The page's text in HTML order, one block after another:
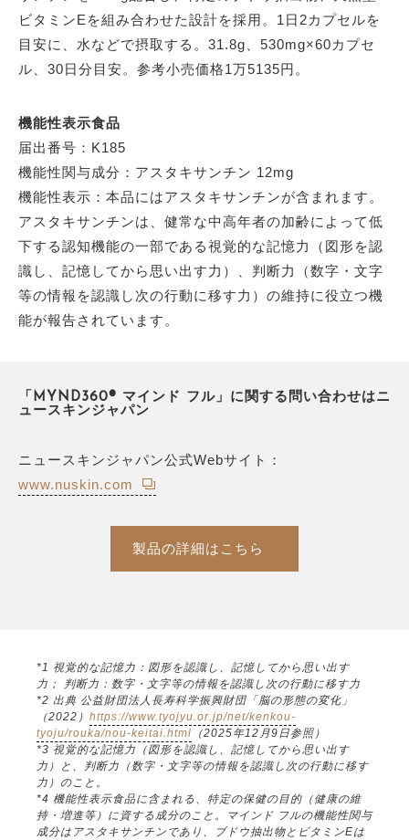
ビタミンEを組み合わせた設計を採用。1日2カプセルを
目安に、水などで摂取する。31.8g、530mg×60カプセ
ル、30日分目安。参考小売価格1万5135円。
機能性表示食品
届出番号：K185
機能性関与成分：アスタキサンチン 12mg
機能性表示：本品にはアスタキサンチンが含まれます。
アスタキサンチンは、健常な中高年者の加齢によって低
下する認知機能の一部である視覚的な記憶力（図形を認
識し、記憶してから思い出す力）、判断力（数字・文字
等の情報を認識し次の行動に移す力）の維持に役立つ機
能が報告されています。
「MYND360® マインド フル」に関する問い合わせはニ
ュースキンジャパン
ニュースキンジャパン公式Webサイト：
www.nuskin.com
製品の詳細はこちら
*1 視覚的な記憶力：図形を認識し、記憶してから思い出す
力； 判断力：数字・文字等の情報を認識し次の行動に移す力
*2 出典 公益財団法人長寿科学振興財団「脳の形態の変化」
（2022） https://www.tyojyu.or.jp/net/kenkou-
tyoju/rouka/nou-keitai.html （2025年12月9日参照）
*3 視覚的な記憶力（図形を認識し、記憶してから思い出す
力）と、判断力（数字・文字等の情報を認識し次の行動に移す
力）のこと。
*4 機能性表示食品に含まれる、特定の保健の目的（健康の維
持・増進等）に資する成分のこと。マインド フルの機能性関与
成分はアスタキサンチンであり、ブドウ抽出物とビタミンEは